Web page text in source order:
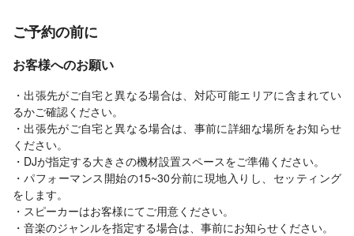
ご予約の前に
お客様へのお願い
・出張先がご自宅と異なる場合は、対応可能エリアに含まれてい
るかご確認ください。
・出張先がご自宅と異なる場合は、事前に詳細な場所をお知らせ
ください。
・DJが指定する大きさの機材設置スペースをご準備ください。
・パフォーマンス開始の15~30分前に現地入りし、セッティング
をします。
・スピーカーはお客様にてご用意ください。
・音楽のジャンルを指定する場合は、事前にお知らせください。